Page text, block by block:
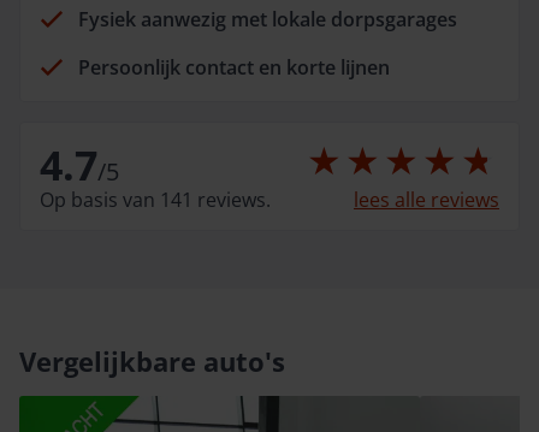
Fysiek aanwezig met lokale dorpsgarages
Persoonlijk contact en korte lijnen
4.7/5
Op basis van 141 reviews. lees alle reviews
Vergelijkbare auto's